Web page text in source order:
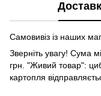
Самовивіз із наших
Зверніть увагу! Сума
грн. "Живий товар":
картопля